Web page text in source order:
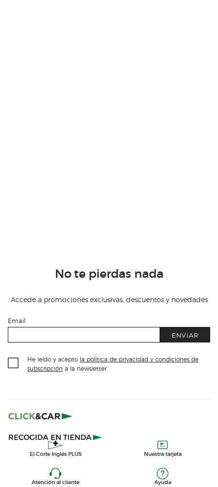
No te pierdas nada
Accede a promociones exclusivas, descuentos y novedades
Email
ENVIAR
He leído y acepto la política de privacidad y condiciones de
subscripción a la newsletter
El Corte Inglés PLUS Nuestra tarjeta
Atención al cliente Ayuda